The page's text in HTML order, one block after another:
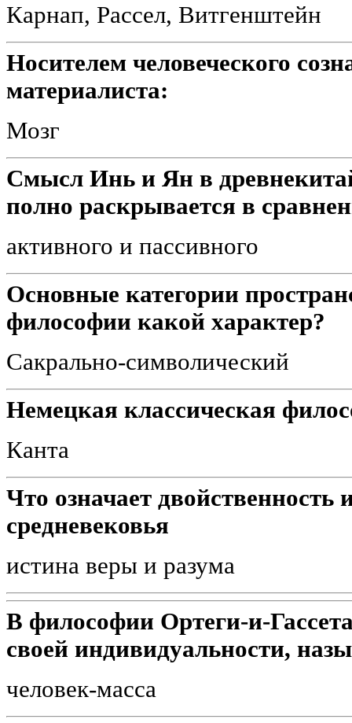
Карнап, Рассел, Витгенштейн
Носителем человеческого
материалиста:
Мозг
Смысл Инь и Ян в
полно раскрывается в
активного и пассивного
Основные категории
философии какой характер?
Сакрально-символический
Немецкая классическая
Канта
Что означает
средневековья
истина веры и разума
В философии Ортеги-и-
своей индивидуальности,
человек-масса